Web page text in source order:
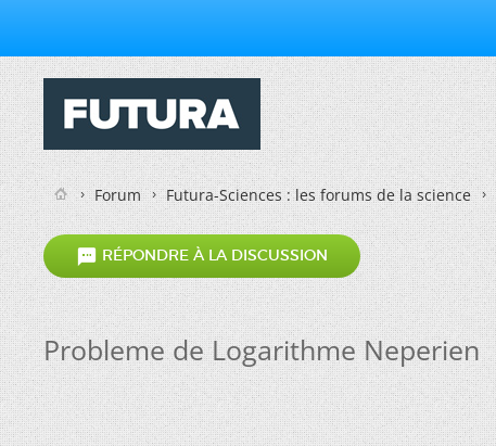
Forum Futura-Sciences : les forums de la science
 RÉPONDRE À LA DISCUSSION
Probleme de Logarithme Neperien